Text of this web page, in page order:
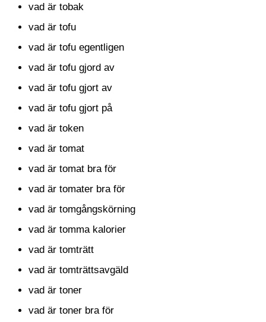
vad är tobak
vad är tofu
vad är tofu egentligen
vad är tofu gjord av
vad är tofu gjort av
vad är tofu gjort på
vad är token
vad är tomat
vad är tomat bra för
vad är tomater bra för
vad är tomgångskörning
vad är tomma kalorier
vad är tomträtt
vad är tomträttsavgäld
vad är toner
vad är toner bra för